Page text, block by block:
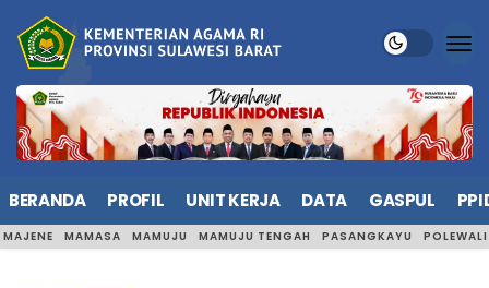
BERANDA PROFIL UNIT KERJA DATA GASPUL
MAJENE MAMASA MAMUJU MAMUJU TENGAH PASANGKAYU